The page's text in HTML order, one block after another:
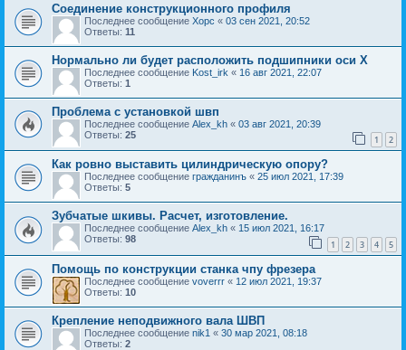
Соединение конструкционного профиля
Последнее сообщение Xopc « 03 сен 2021, 20:52
Ответы: 11
Нормально ли будет расположить подшипники оси X
Последнее сообщение Kost_irk « 16 авг 2021, 22:07
Ответы: 1
Проблема с установкой швп
Последнее сообщение Alex_kh « 03 авг 2021, 20:39
Ответы: 25 1 2
Как ровно выставить цилиндрическую опору?
Последнее сообщение гражданинъ « 25 июл 2021, 17:39
Ответы: 5
Зубчатые шкивы. Расчет, изготовление.
Последнее сообщение Alex_kh « 15 июл 2021, 16:17
Ответы: 98 1 2 3 4 5
Помощь по конструкции станка чпу фрезера
Последнее сообщение voverrr « 12 июл 2021, 19:37
Ответы: 10
Крепление неподвижного вала ШВП
Последнее сообщение nik1 « 30 мар 2021, 08:18
Ответы: 2